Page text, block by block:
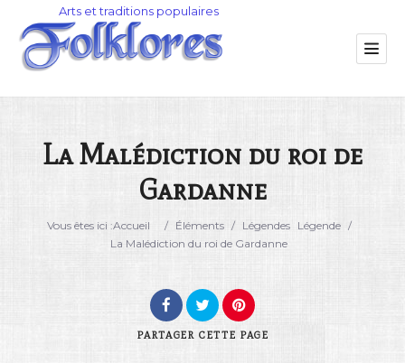
La Malédiction du roi de
Gardanne
Vous êtes ici :Accueil / Éléments / Légendes Légende /
La Malédiction du roi de Gardanne
PARTAGER CETTE PAGE